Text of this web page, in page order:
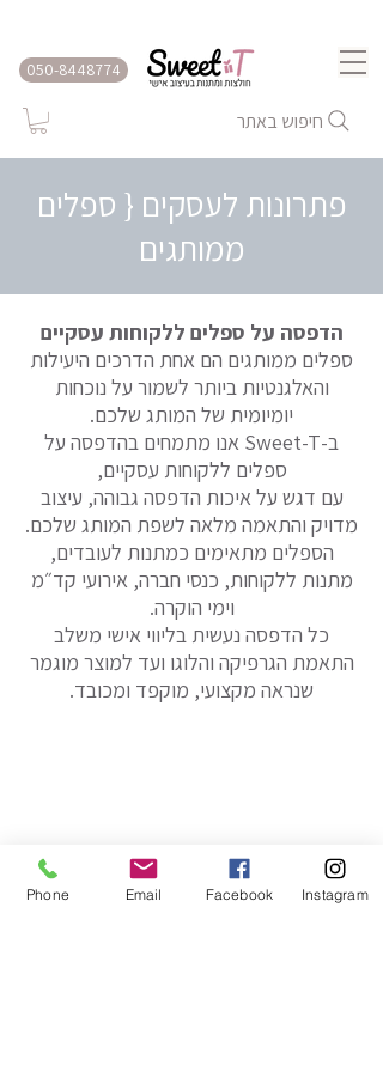
חיפוש באתר
050-8448774
פתרונות לעסקים { ספלים
ממותגים
הדפסה על ספלים ללקוחות עסקיים
ספלים ממותגים הם אחת הדרכים היעילות
והאלגנטיות ביותר לשמור על נוכחות
יומיומית של המותג שלכם.
ב-Sweet-T אנו מתמחים בהדפסה על
ספלים ללקוחות עסקיים,
עם דגש על איכות הדפסה גבוהה, עיצוב
מדויק והתאמה מלאה לשפת המותג שלכם.
הספלים מתאימים כמתנות לעובדים,
מתנות ללקוחות, כנסי חברה, אירועי קד״מ
וימי הוקרה.
כל הדפסה נעשית בליווי אישי משלב
התאמת הגרפיקה והלוגו ועד למוצר מוגמר
שנראה מקצועי, מוקפד ומכובד.
Phone Email Facebook Instagram